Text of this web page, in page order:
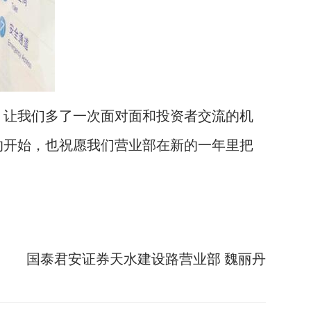
我们多了一次面对面和投资者交流的机
始，也祝愿我们营业部在新的一年里把
国泰君安证券天水建设路营业部 魏丽丹